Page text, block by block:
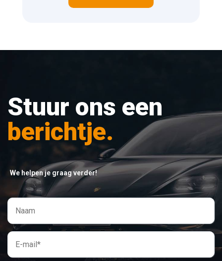
Stuur ons een
berichtje.
We helpen je graag verder!